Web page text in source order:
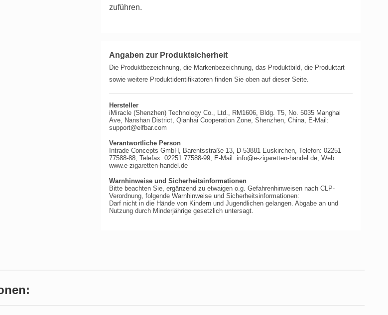
zuführen.
Angaben zur Produktsicherheit
Die Produktbezeichnung, die Markenbezeichnung, das Produktbild, die Produktart
sowie weitere Produktidentifikatoren finden Sie oben auf dieser Seite.
Hersteller
iMiracle (Shenzhen) Technology Co., Ltd., RM1606, Bldg. T5, No. 5035 Manghai
Ave, Nanshan District, Qianhai Cooperation Zone, Shenzhen, China, E-Mail:
support@elfbar.com
Verantwortliche Person
Intrade Concepts GmbH, Barentsstraße 13, D-53881 Euskirchen, Telefon: 02251
77588-88, Telefax: 02251 77588-99, E-Mail: info@e-zigaretten-handel.de, Web:
www.e-zigaretten-handel.de
Warnhinweise und Sicherheitsinformationen
Bitte beachten Sie, ergänzend zu etwaigen o.g. Gefahrenhinweisen nach CLP-
Verordnung, folgende Warnhinweise und Sicherheitsinformationen:
Darf nicht in die Hände von Kindern und Jugendlichen gelangen. Abgabe an und
Nutzung durch Minderjährige gesetzlich untersagt.